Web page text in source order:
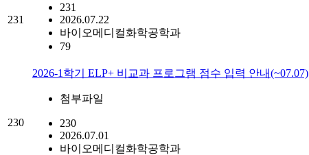
231
231
2026.07.22
바이오메디컬화학공학과
79
230
2026-1학기 ELP+ 비교과 프로그램 점수 입력 안내(~07.07)
첨부파일
230
2026.07.01
바이오메디컬화학공학과